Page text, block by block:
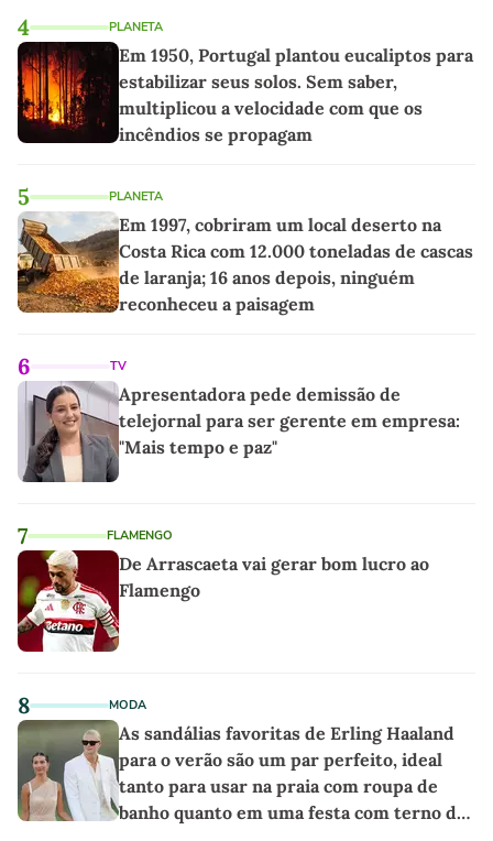
4 PLANETA
Em 1950, Portugal plantou eucaliptos para
estabilizar seus solos. Sem saber,
multiplicou a velocidade com que os
incêndios se propagam
5 PLANETA
Em 1997, cobriram um local deserto na
Costa Rica com 12.000 toneladas de cascas
de laranja; 16 anos depois, ninguém
reconheceu a paisagem
6 TV
Apresentadora pede demissão de
telejornal para ser gerente em empresa:
"Mais tempo e paz"
7 FLAMENGO
De Arrascaeta vai gerar bom lucro ao
Flamengo
8 MODA
As sandálias favoritas de Erling Haaland
para o verão são um par perfeito, ideal
tanto para usar na praia com roupa de
banho quanto em uma festa com terno de